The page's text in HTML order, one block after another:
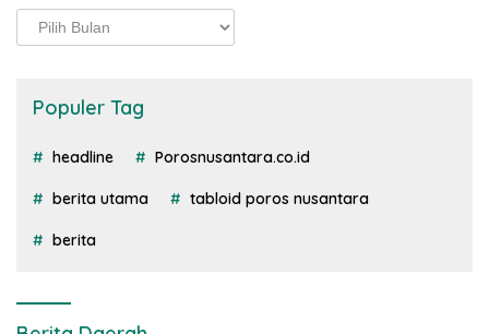
Arsip
Populer Tag
headline Porosnusantara.co.id
berita utama tabloid poros nusantara
berita